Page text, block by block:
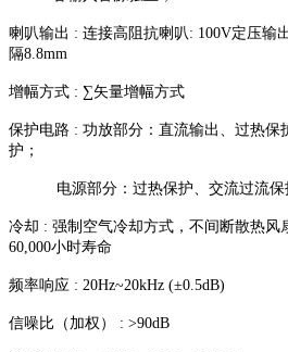
喇叭输出 : 连接高阻抗喇叭: 100V定压输
隔8.8mm
增幅方式 : ∑矢量增幅方式
保护电路 : 功放部分：直流输出、过热保
护；
电源部分：过热保护、交流过流保
冷却 : 强制空气冷却方式，不间断散热风
60,000小时寿命
频率响应 : 20Hz~20kHz (±0.5dB)
信噪比（加权） : >90dB